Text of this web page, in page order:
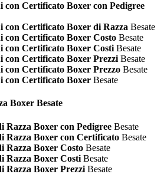
con Certificato Boxer con Pedigree
con Certificato Boxer di Razza Besate
con Certificato Boxer Costo Besate
con Certificato Boxer Costi Besate
con Certificato Boxer Prezzi Besate
con Certificato Boxer Prezzo Besate
con Certificato Boxer Besate
Boxer Besate
Razza Boxer con Pedigree Besate
Razza Boxer con Certificato Besate
Razza Boxer Costo Besate
Razza Boxer Costi Besate
Razza Boxer Prezzi Besate